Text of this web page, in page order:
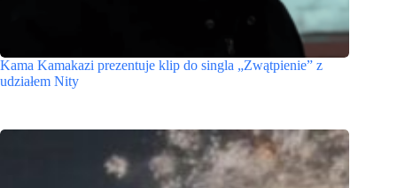
Kama Kamakazi prezentuje klip do singla „Zwątpienie” z
udziałem Nity